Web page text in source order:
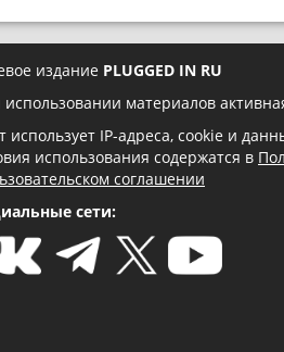
издание PLUGGED IN RU
материалов
использует IP-адреса, cookie и
использования содержатся в
соглашении
сети: